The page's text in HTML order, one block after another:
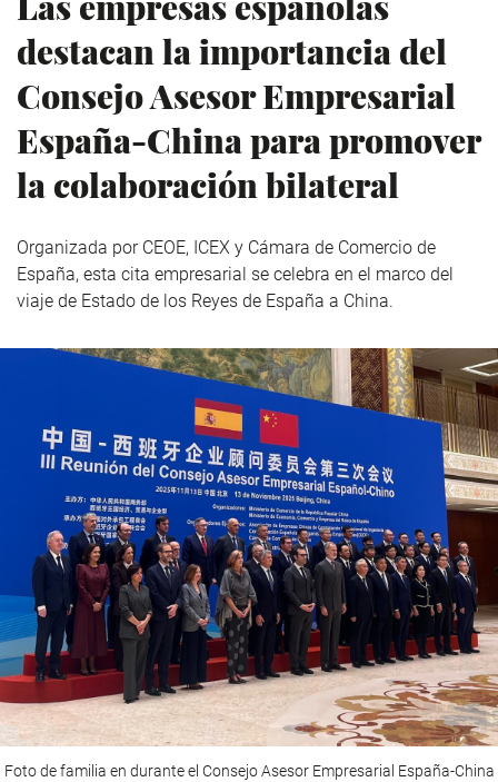
destacan la importancia del
Consejo Asesor Empresarial
España-China para promover
la colaboración bilateral
Organizada por CEOE, ICEX y Cámara de Comercio de
España, esta cita empresarial se celebra en el marco del
viaje de Estado de los Reyes de España a China.
Foto de familia en durante el Consejo Asesor Empresarial España-China